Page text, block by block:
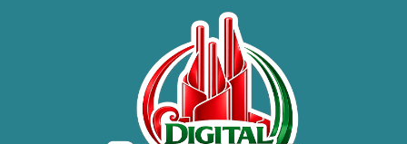
ব্রাহ্মণবাড়িয়ায় তরী বাংলাদেশের
উদ্যোগে বৃক্ষরোপণ ও গাছের চারা
বিতরণ।
কবি জয়দুল হোসেনের
‘পাখপাখালির মিলনমেলা’ গ্রন্থের